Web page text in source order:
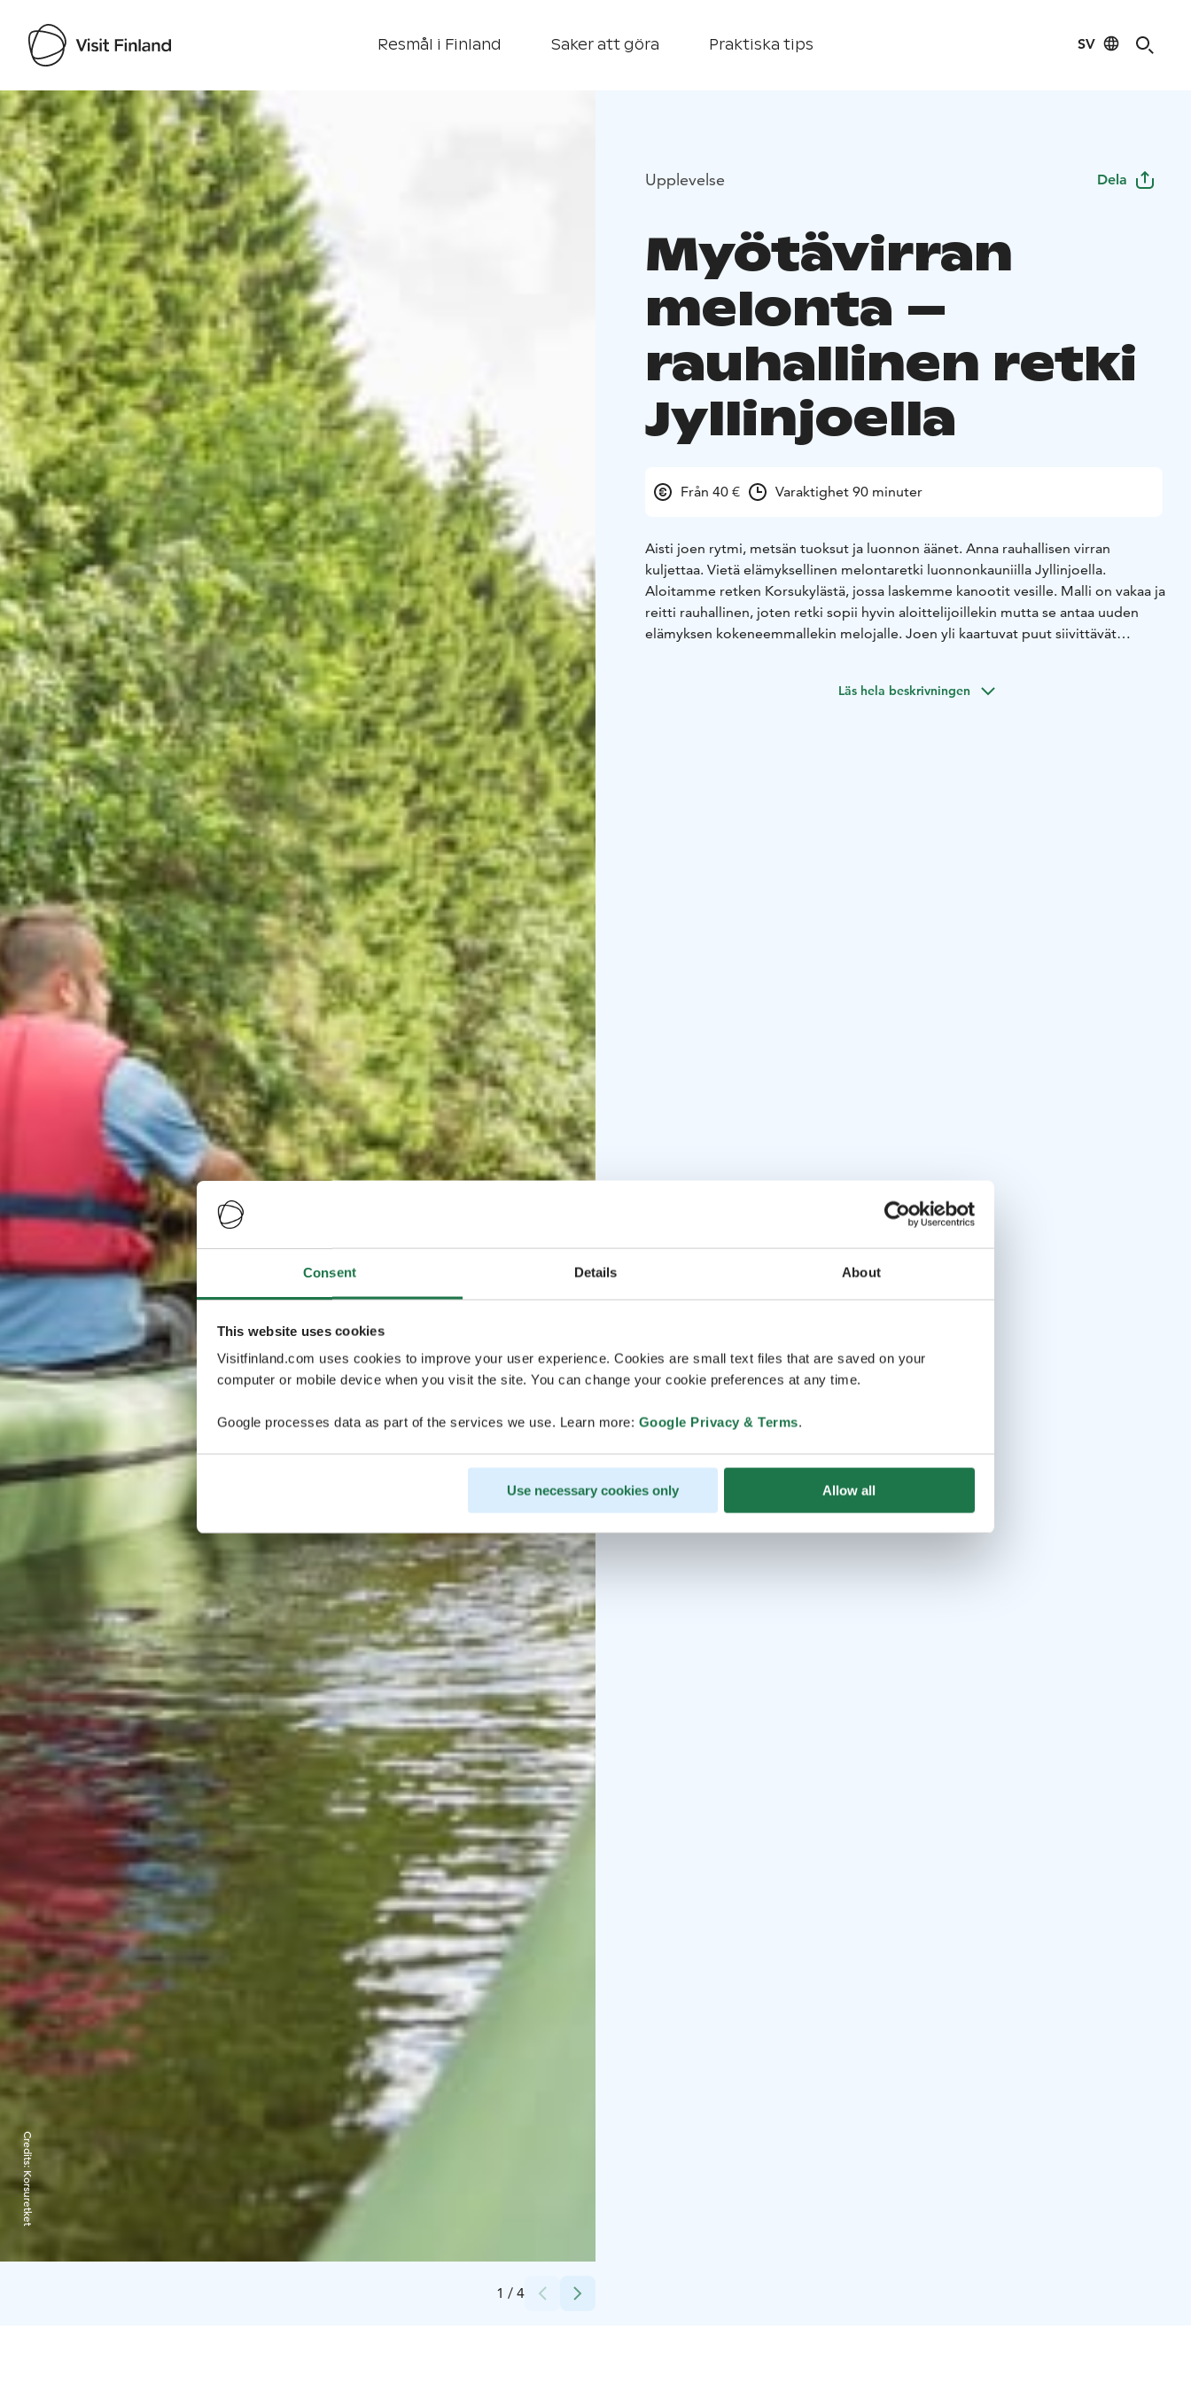
Consent Details About
This website uses cookies
Visitfinland.com uses cookies to improve your user experience. Cookies are small text files that are saved on your
computer or mobile device when you visit the site. You can change your cookie preferences at any time.
Google processes data as part of the services we use. Learn more: Google Privacy & Terms.
Use necessary cookies only Allow all
Resmål i Finland Saker att göra Praktiska tips SV
Visit Finland
1 / 4
Credits:
Korsuretket
Upplevelse Dela
Myötävirran
melonta –
rauhallinen retki
Jyllinjoella
Från 40 € Varaktighet 90 minuter
Aisti joen rytmi, metsän tuoksut ja luonnon äänet. Anna rauhallisen virran
kuljettaa. Vietä elämyksellinen melontaretki luonnonkauniilla Jyllinjoella.
Aloitamme retken Korsukylästä, jossa laskemme kanootit vesille. Malli on vakaa ja
reitti rauhallinen, joten retki sopii hyvin aloittelijoillekin mutta se antaa uuden
elämyksen kokeneemmallekin melojalle. Joen yli kaartuvat puut siivittävät
Varusteet: Säänmukainen varustusSaatavuus: Huhti-marraskuussa
Läs hela beskrivningen